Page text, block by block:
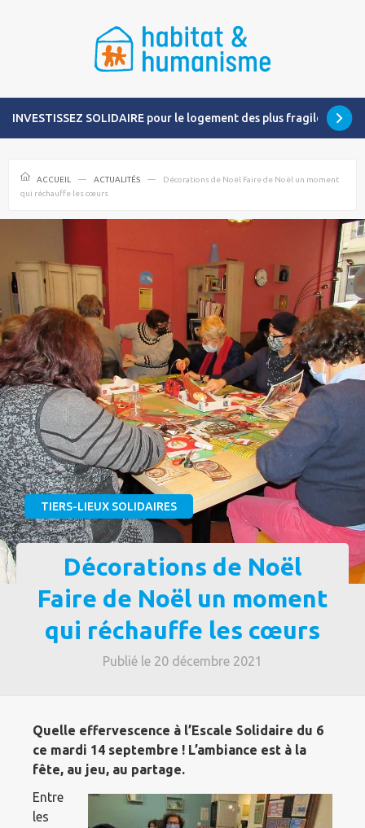
INVESTISSEZ SOLIDAIRE pour le logement des plus fragiles
ACCUEIL ACTUALITÉS
Décorations de Noël Faire de Noël un moment
qui réchauffe les cœurs
TIERS-LIEUX SOLIDAIRES
Décorations de Noël
Faire de Noël un moment
qui réchauffe les cœurs
Publié le 20 décembre 2021
Quelle effervescence à l’Escale Solidaire du 6
ce mardi 14 septembre ! L’ambiance est à la
fête, au jeu, au partage.
Entre
les